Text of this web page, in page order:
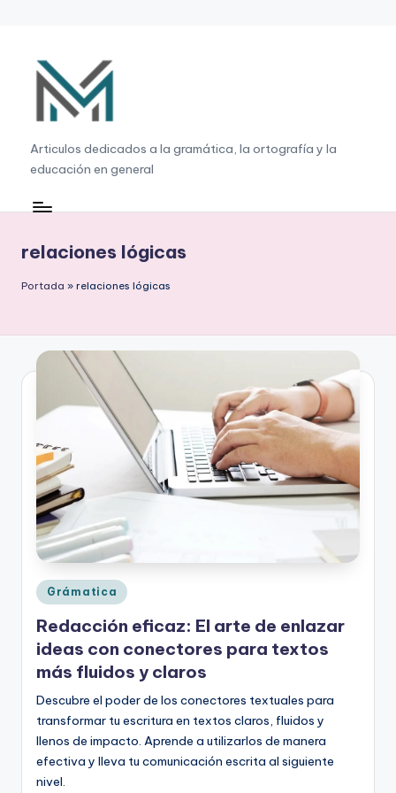
contenido
G
r
a
á
ti
a
o
rt
o
g
r
a
fí
a
y
e
d
u
c
Articulos dedicados a la gramática, la ortografía y la
educación en general
relaciones lógicas
Portada » relaciones lógicas
Publicado
en
Grámatica
Redacción eficaz: El arte de enlazar
ideas con conectores para textos
más fluidos y claros
Descubre el poder de los conectores textuales para
transformar tu escritura en textos claros, fluidos y
llenos de impacto. Aprende a utilizarlos de manera
efectiva y lleva tu comunicación escrita al siguiente
nivel.